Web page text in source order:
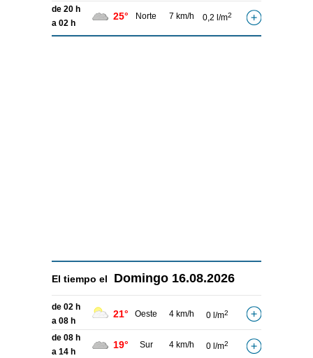
de 20 h
a 02 h
25° Norte 7 km/h 0,2 l/m2
El tiempo el Domingo 16.08.2026
de 02 h
a 08 h
21° Oeste 4 km/h 0 l/m2
de 08 h
a 14 h
19° Sur 4 km/h 0 l/m2